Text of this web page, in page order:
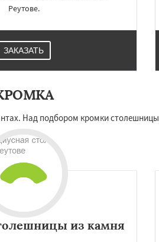
Реутове.
ЗАКАЗАТЬ
Над подбором кромки
из камня